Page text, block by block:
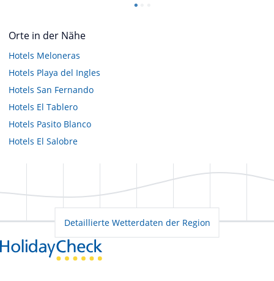
Orte in der Nähe
Hotels Meloneras
Hotels Playa del Ingles
Hotels San Fernando
Hotels El Tablero
Hotels Pasito Blanco
Hotels El Salobre
Detaillierte Wetterdaten der Region